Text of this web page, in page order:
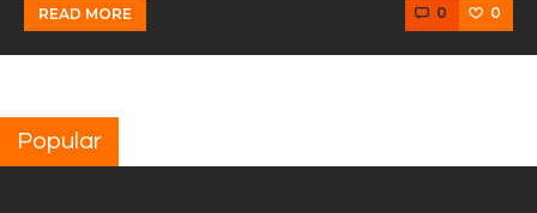
READ MORE 0 0
Popular